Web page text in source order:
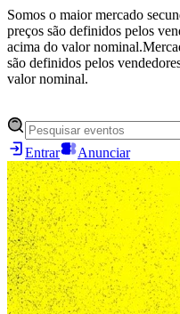
Somos o maior mercado
preços são definidos pelos
acima do valor nominal.
são definidos pelos
valor nominal.
Entrar Anunciar